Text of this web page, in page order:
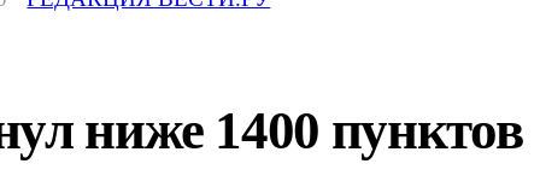
ниже 1400 пунктов